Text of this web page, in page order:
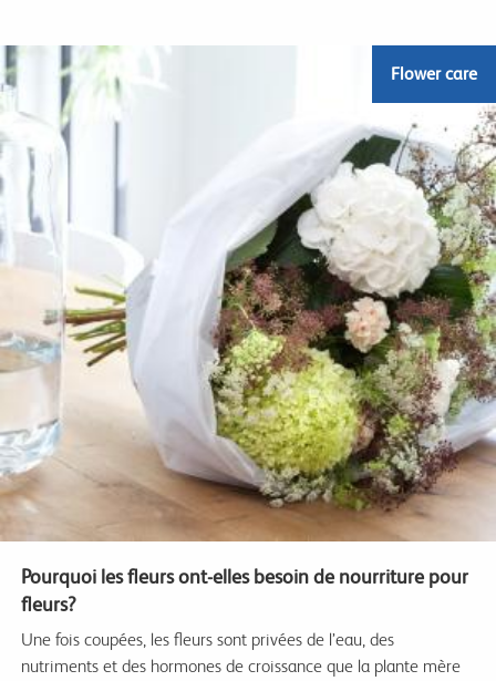
Flower care
Pourquoi les fleurs ont-elles besoin de nourriture pour
fleurs?
Une fois coupées, les fleurs sont privées de l’eau, des
nutriments et des hormones de croissance que la plante mère